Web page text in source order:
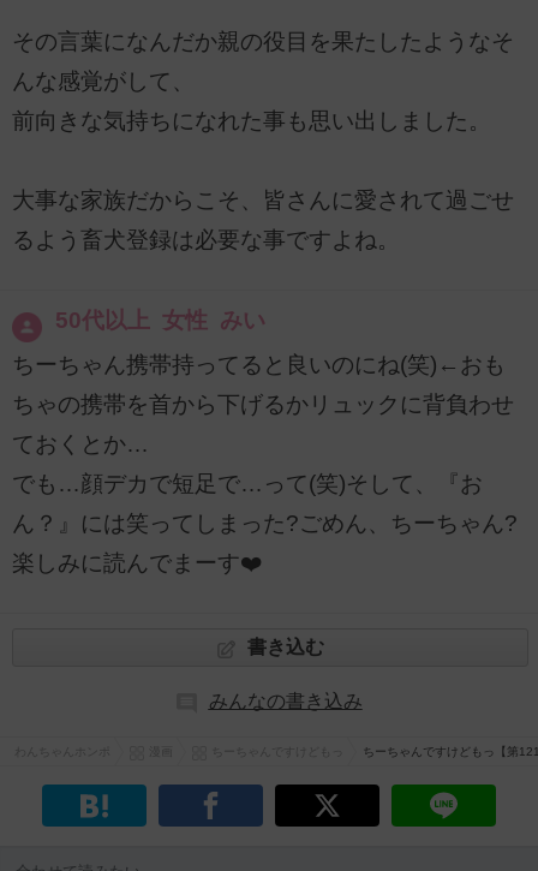
その言葉になんだか親の役目を果たしたようなそ
んな感覚がして、
前向きな気持ちになれた事も思い出しました。
大事な家族だからこそ、皆さんに愛されて過ごせ
るよう畜犬登録は必要な事ですよね。
50代以上 女性 みい
ちーちゃん携帯持ってると良いのにね(笑)←おも
ちゃの携帯を首から下げるかリュックに背負わせ
ておくとか…
でも…顔デカで短足で…って(笑)そして、『お
ん？』には笑ってしまった?ごめん、ちーちゃん?
楽しみに読んでまーす❤️
書き込む
みんなの書き込み
ちーちゃんですけどもっ【第